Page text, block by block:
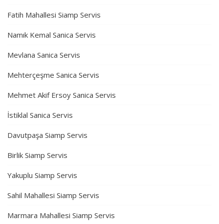
Fatih Mahallesi Siamp Servis
Namık Kemal Sanica Servis
Mevlana Sanica Servis
Mehterçeşme Sanica Servis
Mehmet Akif Ersoy Sanica Servis
İstiklal Sanica Servis
Davutpaşa Siamp Servis
Birlik Siamp Servis
Yakuplu Siamp Servis
Sahil Mahallesi Siamp Servis
Marmara Mahallesi Siamp Servis